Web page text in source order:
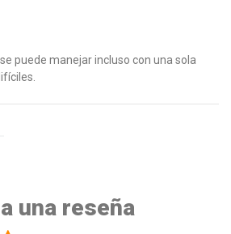
puede manejar incluso con una sola
una reseña